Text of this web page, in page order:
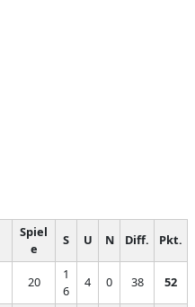
Spiel
e
S U N Diff. Pkt.
20
1
6
4 0 38 52